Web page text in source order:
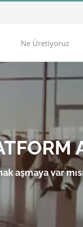
Ne Üretiyoruz
aşmaya var